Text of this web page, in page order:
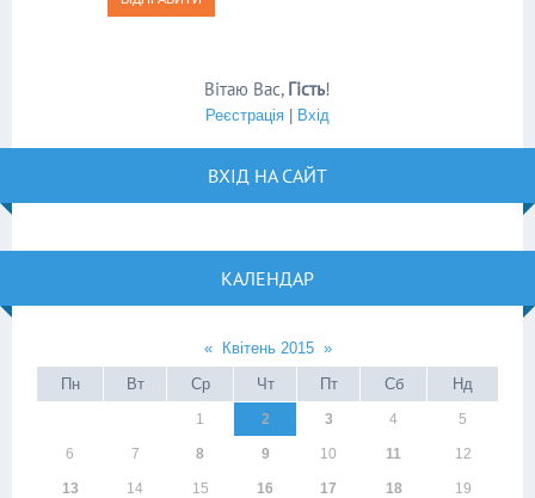
Вітаю Вас, Гість!
Реєстрація Вхід
ВХІД НА САЙТ
КАЛЕНДАР
« Квітень 2015 »
Пн
Вт Ср Чт Пт Сб Нд
1 2 3 4 5
6 7 8 9 10 11 12
13 14 15 16 17 18 19